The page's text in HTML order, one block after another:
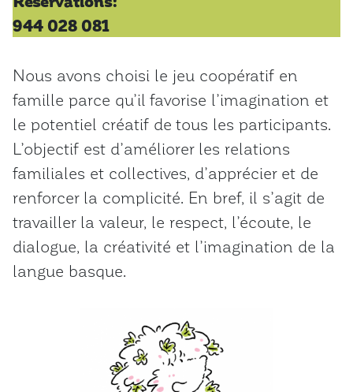
944 028 081
Nous avons choisi le jeu coopératif en
famille parce qu’il favorise l’imagination et
le potentiel créatif de tous les participants.
L’objectif est d’améliorer les relations
familiales et collectives, d’apprécier et de
renforcer la complicité. En bref, il s’agit de
travailler la valeur, le respect, l’écoute, le
dialogue, la créativité et l’imagination de la
langue basque.